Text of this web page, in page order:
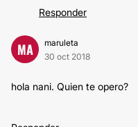
Responder
MA
maruleta
30 oct 2018
hola nani. Quien te opero?